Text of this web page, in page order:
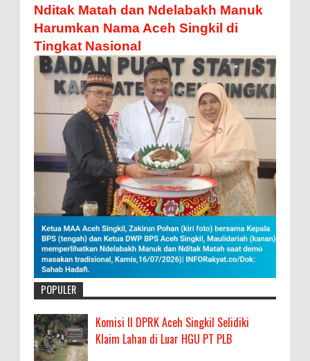
Nditak Matah dan Ndelabakh Manuk
Harumkan Nama Aceh Singkil di
Tingkat Nasional
POPULER
Komisi II DPRK Aceh Singkil Selidiki
Klaim Lahan di Luar HGU PT PLB